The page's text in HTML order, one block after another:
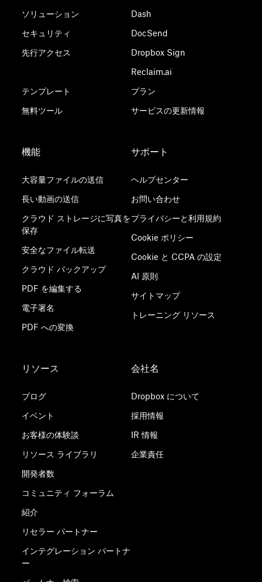
ソリューション
セキュリティ
先行アクセス
テンプレート
無料ツール
Dash
DocSend
Dropbox Sign
Reclaim.ai
プラン
サービスの更新情報
機能
大容量ファイルの送信
長い動画の送信
クラウド ストレージに写真を
保存
安全なファイル転送
クラウド バックアップ
PDF を編集する
電子署名
PDF への変換
サポート
ヘルプセンター
お問い合わせ
プライバシーと利用規約
Cookie ポリシー
Cookie と CCPA の設定
AI 原則
サイトマップ
トレーニング リソース
リソース
ブログ
イベント
お客様の体験談
リソース ライブラリ
開発者数
コミュニティ フォーラム
紹介
リセラー パートナー
インテグレーション パートナ
ー
会社名
Dropbox について
採用情報
IR 情報
企業責任